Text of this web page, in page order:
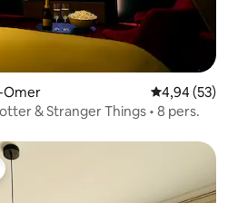
Omer Gemiddelde
4,94 (53)
& Stranger Things • 8 pers.